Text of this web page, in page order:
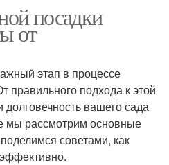
посадки
от
этап в процессе
правильного подхода к этой
долговечность вашего сада
мы рассмотрим основные
советами, как